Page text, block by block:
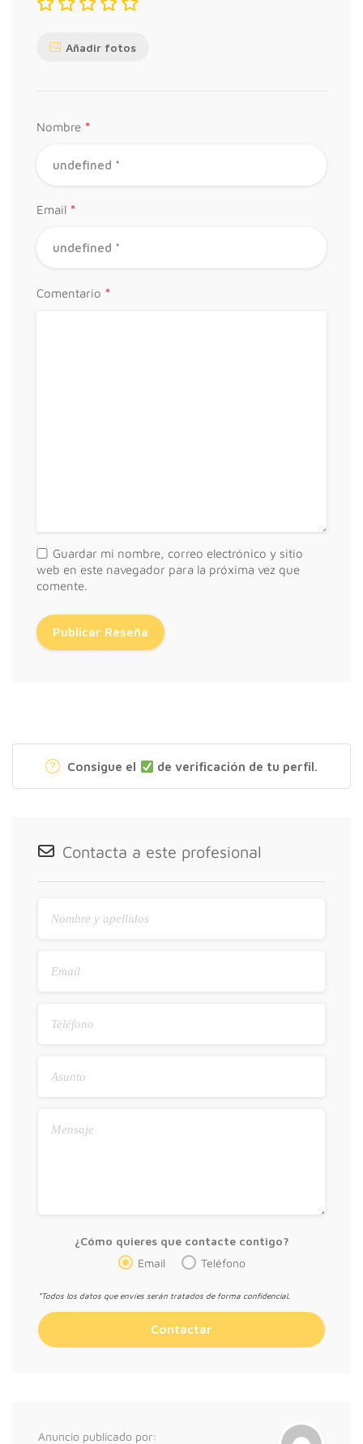
Añadir fotos
Nombre *
Email *
Comentario *
Guardar mi nombre, correo electrónico y sitio
web en este navegador para la próxima vez que
comente.
Consigue el de verificación de tu perfil.
Contacta a este profesional
¿Cómo quieres que contacte contigo?
Email
Teléfono
*Todos los datos que envíes serán tratados de forma confidencial.
Anuncio publicado por: